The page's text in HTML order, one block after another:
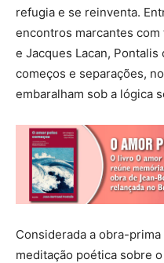
refugia e se reinventa.
encontros marcantes
e Jacques Lacan,
começos e separações,
embaralham sob a lógica
Considerada a obra-
meditação poética sobre